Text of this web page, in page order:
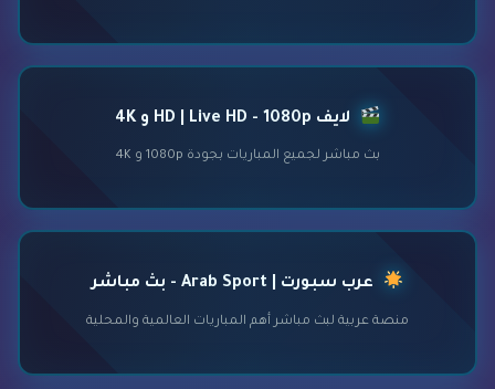
لايف HD | Live HD - 1080p و 4K
بث مباشر لجميع المباريات بجودة 1080p و 4K
عرب سبورت | Arab Sport - بث مباشر
منصة عربية لبث مباشر أهم المباريات العالمية والمحلية